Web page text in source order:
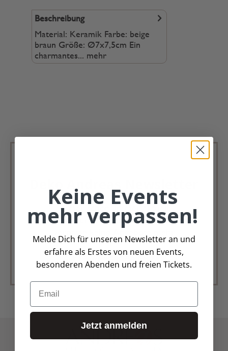
Beschreibung
Material: Keramik Farbe: beige
braun Größe: Ø7x7,5cm Ein
charmantes... mehr
Deko Andreas Newsletter
Immer schön, immer aktuell.
Trag Dich für unseren Newsletter ein &
Zur Newsletter Anmeldung
Keine Events
mehr verpassen!
Melde Dich für unseren Newsletter an und
erfahre als Erstes von neuen Events,
besonderen Abenden und freien Tickets.
Email
Jetzt anmelden